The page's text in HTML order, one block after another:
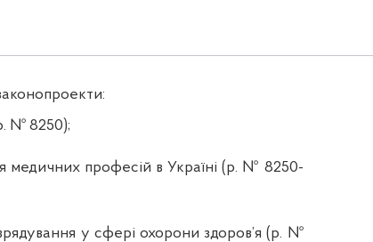
:
№ 8250);
медичних професій в Україні (р. № 8250-
у сфері охорони здоров’я (р. №